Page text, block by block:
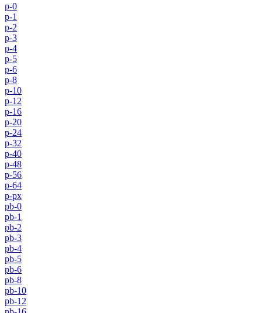
p-0
p-1
p-2
p-3
p-4
p-5
p-6
p-8
p-10
p-12
p-16
p-20
p-24
p-32
p-40
p-48
p-56
p-64
p-px
pb-0
pb-1
pb-2
pb-3
pb-4
pb-5
pb-6
pb-8
pb-10
pb-12